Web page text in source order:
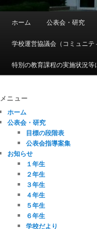
ホーム 公表会・研究
学校運営協議会（コミュニテ
特別の教育課程の実施状況等
メニュー
ホーム
公表会・研究
目標の段階表
公表会指導案集
お知らせ
１年生
２年生
３年生
４年生
５年生
６年生
学校だより